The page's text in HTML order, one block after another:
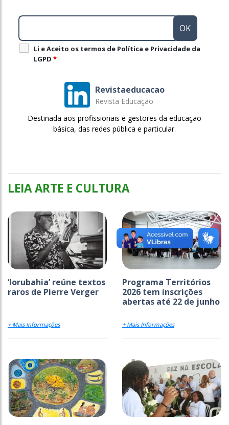
Li e Aceito os termos de Política e Privacidade da
LGPD *
Revistaeducacao
Revista Educação
Destinada aos profissionais e gestores da educação
básica, das redes pública e particular.
LEIA ARTE E CULTURA
‘Iorubahia’ reúne textos
raros de Pierre Verger
+ Mais Informações
Programa Territórios
2026 tem inscrições
abertas até 22 de junho
+ Mais Informações